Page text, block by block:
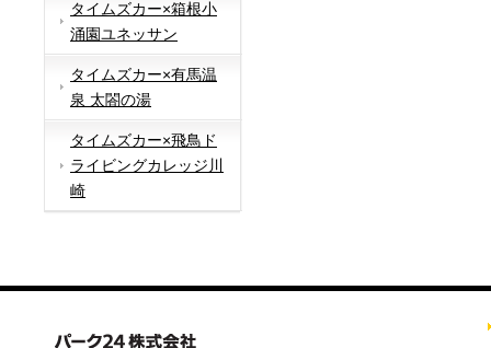
タイムズカー×箱根小
涌園ユネッサン
タイムズカー×有馬温
泉 太閤の湯
タイムズカー×飛鳥ド
ライビングカレッジ川
崎